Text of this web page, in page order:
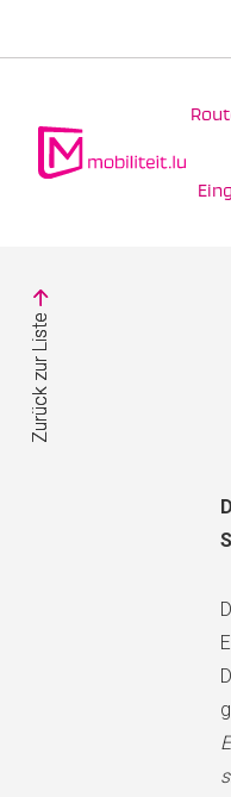
Zurück zur Liste
Zurück zur Liste